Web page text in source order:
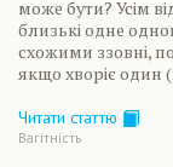
може бути? Усім
близькі одне
схожими ззовні,
якщо хворіє один
Читати статтю
Вагiтнiсть